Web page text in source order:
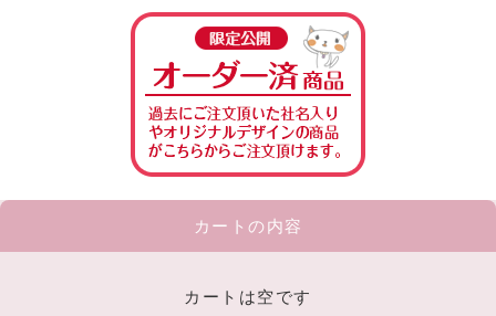
カートの内容
カートは空です